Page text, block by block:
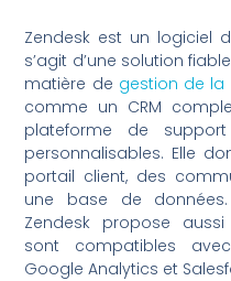
Zendesk est un logiciel
s’agit d’une solution
matière de gestion de la
comme un CRM
plateforme de
personnalisables. Elle
portail client, des
une base de
Zendesk propose
sont compatibles
Google Analytics et